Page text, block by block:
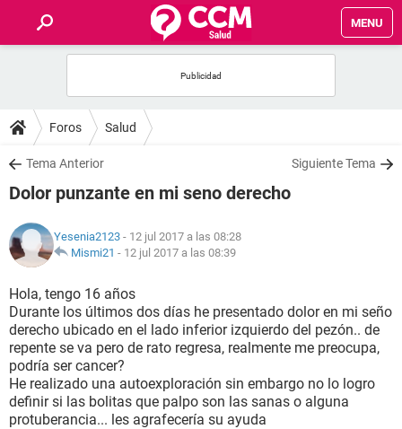
MENU
FOROS
SALUD
FAMILIA
NUTRICIÓN
BIENESTAR
SEXUALIDAD
GLOSARIO
Foros Salud
Tema Anterior Siguiente Tema
Dolor punzante en mi seno derecho
Yesenia2123 - 12 jul 2017 a las 08:28
Mismi21 - 12 jul 2017 a las 08:39
Hola, tengo 16 años
Durante los últimos dos días he presentado dolor en mi seño
derecho ubicado en el lado inferior izquierdo del pezón.. de
repente se va pero de rato regresa, realmente me preocupa,
podría ser cancer?
He realizado una autoexploración sin embargo no lo logro
definir si las bolitas que palpo son las sanas o alguna
protuberancia... les agrafecería su ayuda